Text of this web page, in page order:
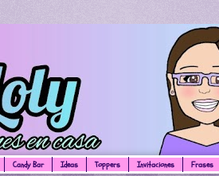
Candy Bar Ideas Toppers Invitaciones Frases